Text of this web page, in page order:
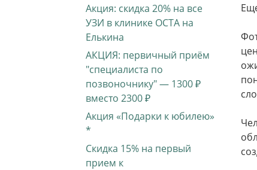
Акция: скидка 20% на все
УЗИ в клинике ОСТА на
Елькина
АКЦИЯ: первичный приём
"специалиста по
позвоночнику" — 1300 ₽
вместо 2300 ₽
Акция «Подарки к юбилею»
*
Скидка 15% на первый
прием к